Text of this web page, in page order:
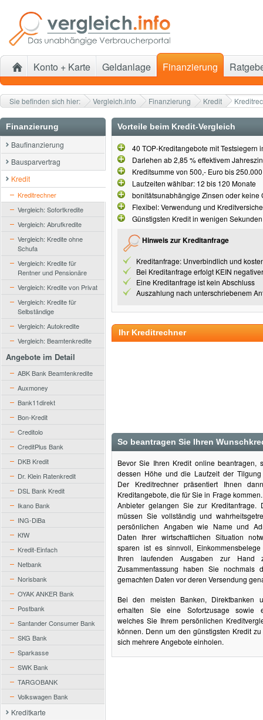
Sie befinden sich hier: Vergleich.info Finanzierung Kredit
Finanzierung
Baufinanzierung
Bausparvertrag
Kredit
Kreditrechner
Vergleich: Sofortkredite
Vergleich: Abrufkredite
Vergleich: Kredite ohne
Schufa
Vergleich: Kredite für
Rentner und Pensionäre
Vergleich: Kredite von Privat
Vergleich: Kredite für
Selbständige
Vergleich: Autokredite
Vergleich: Beamtenkredite
Angebote im Detail
ABK Bank Beamtenkredite
Auxmoney
Bank11direkt
Bon-Kredit
Creditolo
CreditPlus Bank
DKB Kredit
Dr. Klein Ratenkredit
DSL Bank Kredit
Ikano Bank
ING-DiBa
KfW
Kredit-Einfach
Netbank
Norisbank
OYAK ANKER Bank
Postbank
Santander Consumer Bank
SKG Bank
Sparkasse
SWK Bank
TARGOBANK
Volkswagen Bank
Kreditkarte
Vorteile beim Kredit-Vergleich
40 TOP-Kreditangebote mit Testsiegern
Darlehen ab 2,85 % effektivem
Kreditsumme von 500,- Euro bis
Laufzeiten wählbar: 12 bis 120 Monate
bonitätsunabhängige Zinsen oder keine
Flexibel: Verwendung und
Günstigsten Kredit in wenigen
Hinweis zur Kreditanfrage
Kreditanfrage: Unverbindlich und
Bei Kreditanfrage erfolgt KEIN
Eine Kreditanfrage ist kein Abschluss
Auszahlung nach unterschriebenem
Ihr Kreditrechner
So beantragen Sie Ihren
Bevor Sie Ihren Kredit online beantragen,
dessen Höhe und die Laufzeit der Tilgung
Der Kreditrechner präsentiert Ihnen
Kreditangebote, die für Sie in Frage
Anbieter gelangen Sie zur Kreditanfrage.
müssen Sie vollständig und
persönlichen Angaben wie Name und
Daten Ihrer wirtschaftlichen Situation
sparen ist es sinnvoll,
Ihren laufenden Ausgaben zur
Zusammenfassung haben Sie nochmals
gemachten Daten vor deren Versendung
Bei den meisten Banken, Direktbanken
erhalten Sie eine Sofortzusage sowie
welches Sie Ihrem persönlichen
können. Denn um den günstigsten Kredit
sich mehrere Angebote einholen.
Konto + Karte Geldanlage Finanzierung